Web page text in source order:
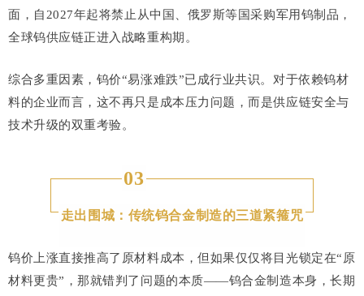
面，自2027年起将禁止从中国、俄罗斯等国采购军用钨制品，
全球钨供应链正进入战略重构期。
综合多重因素，钨价“易涨难跌”已成行业共识。对于依赖钨材
料的企业而言，这不再只是成本压力问题，而是供应链安全与
技术升级的双重考验。
03
走出围城：传统钨合金制造的三道紧箍咒
钨价上涨直接推高了原材料成本，但如果仅仅将目光锁定在“原
材料更贵”，那就错判了问题的本质——钨合金制造本身，长期